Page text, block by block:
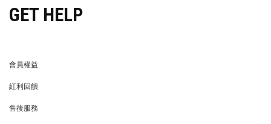
GET HELP
會員權益
紅利回饋
售後服務